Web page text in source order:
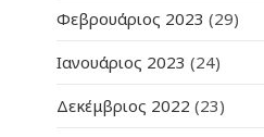
Φεβρουάριος 2023 (29)
Ιανουάριος 2023 (24)
Δεκέμβριος 2022 (23)